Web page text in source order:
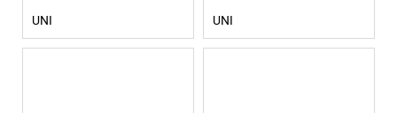
UNI UNI